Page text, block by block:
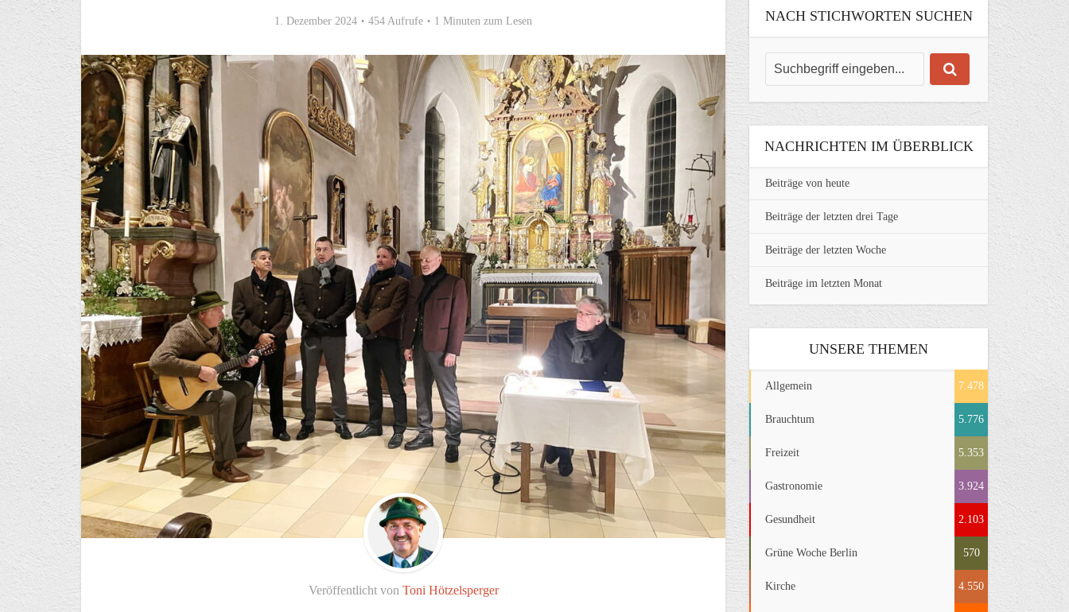
1. Dezember 2024 454 Aufrufe 1 Minuten zum Lesen
Veröffentlicht von Toni Hötzelsperger
NACH STICHWORTEN SUCHEN
NACHRICHTEN IM ÜBERBLICK
Beiträge von heute
Beiträge der letzten drei Tage
Beiträge der letzten Woche
Beiträge im letzten Monat
UNSERE THEMEN
Allgemein 7.478
Brauchtum 5.776
Freizeit 5.353
Gastronomie 3.924
Gesundheit 2.103
Grüne Woche Berlin 570
Kirche 4.550